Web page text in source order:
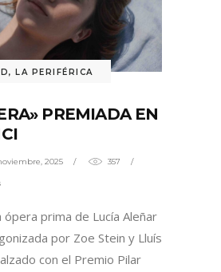
, LA PERIFÉRICA
PREMIADA EN
2025 357
prima de Lucía Aleñar
por Zoe Stein y Lluís
con el Premio Pilar